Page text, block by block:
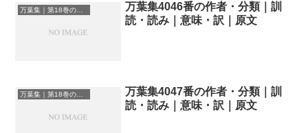
万葉集｜第18巻の和歌一覧
万葉集4046番の作者・分類｜訓
読・読み｜意味・訳｜原文
万葉集｜第18巻の和歌一覧
万葉集4047番の作者・分類｜訓
読・読み｜意味・訳｜原文